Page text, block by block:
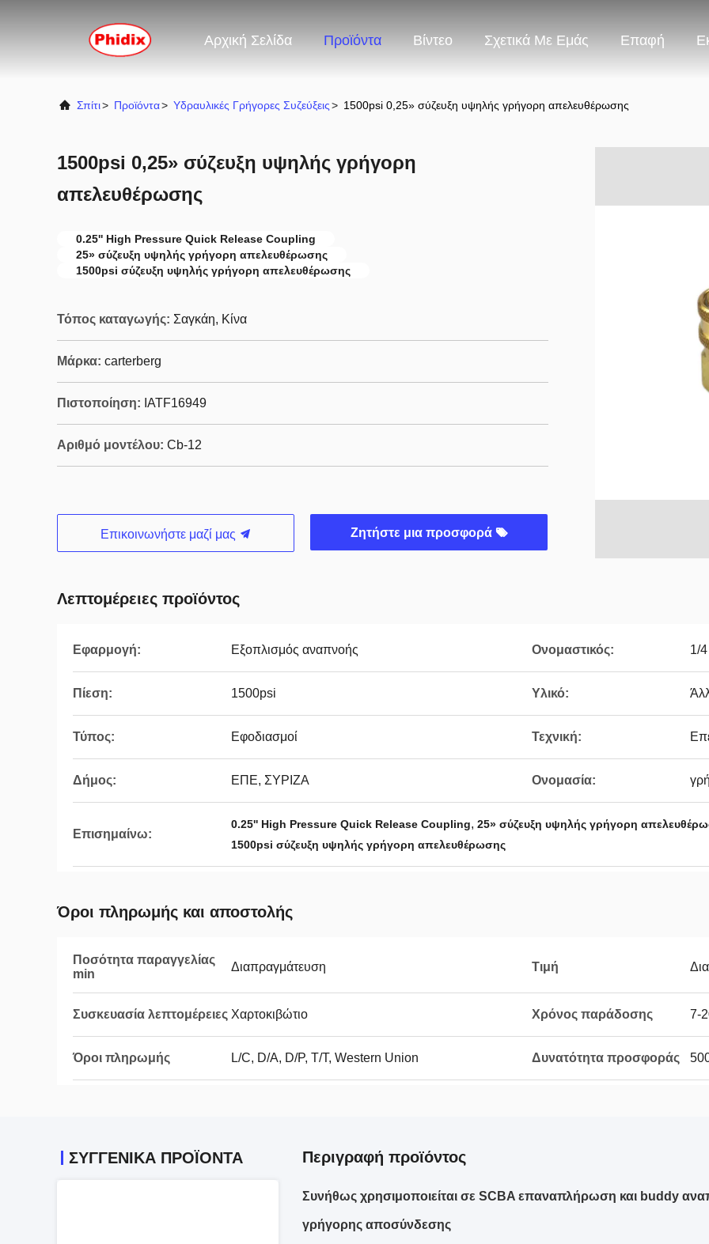
Αρχική Σελίδα Προϊόντα Βίντεο Σχετικά Με Εμάς Επαφή
Σπίτι> Προϊόντα> Υδραυλικές Γρήγορες Συζεύξεις> 1500psi 0,25» σύζευξη υψηλής γρήγορη απελευθέρωσης
1500psi 0,25» σύζευξη υψηλής γρήγορη
απελευθέρωσης
0.25'' High Pressure Quick Release Coupling
25» σύζευξη υψηλής γρήγορη απελευθέρωσης
1500psi σύζευξη υψηλής γρήγορη απελευθέρωσης
Τόπος καταγωγής: Σαγκάη, Κίνα
Μάρκα: carterberg
Πιστοποίηση: IATF16949
Αριθμό μοντέλου: Cb-12
Επικοινωνήστε μαζί μας Ζητήστε μια προσφορά
Λεπτομέρειες προϊόντος
Εφαρμογή: Εξοπλισμός αναπνοής Ονομαστικός: 1/4
Πίεση: 1500psi Υλικό:
Τύπος: Εφοδιασμοί Τεχνική:
Δήμος: ΕΠΕ, ΣΥΡΙΖΑ Ονομασία:
Επισημαίνω:
0.25'' High Pressure Quick Release Coupling, 25» σύζευξη υψηλής γρήγορη
1500psi σύζευξη υψηλής γρήγορη απελευθέρωσης
Όροι πληρωμής και αποστολής
Ποσότητα παραγγελίας
min
Διαπραγμάτευση Τιμή
Συσκευασία λεπτομέρειες Χαρτοκιβώτιο Χρόνος παράδοσης 7-
Όροι πληρωμής L/C, D/A, D/P, T/T, Western Union Δυνατότητα προσφοράς
ΣΥΓΓΕΝΙΚΆ ΠΡΟΪΌΝΤΑ Περιγραφή προϊόντος
Συνήθως χρησιμοποιείται σε SCBA επαναπλήρωση και buddy
γρήγορης αποσύνδεσης